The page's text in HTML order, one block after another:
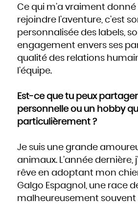
Ce qui m’a vraiment donné
rejoindre l’aventure, c’est
personnalisée des labels,
engagement envers ses
qualité des relations
l’équipe.
Est-ce que tu peux
personnelle ou un hobby
particulièrement ?
Je suis une grande
animaux. L’année dernière,
rêve en adoptant mon
Galgo Espagnol, une race
malheureusement